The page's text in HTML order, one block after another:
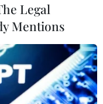
Legal
Mentions